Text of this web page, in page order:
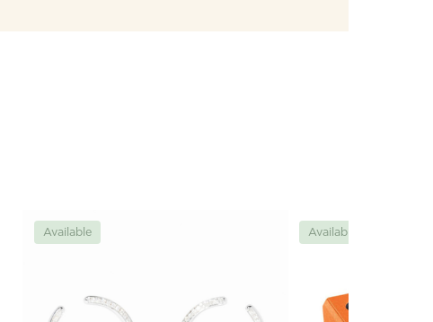
Available Available